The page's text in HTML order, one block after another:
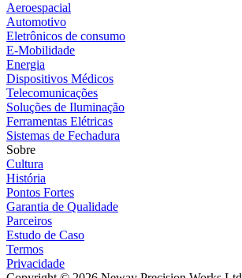
Aeroespacial
Automotivo
Eletrônicos de consumo
E-Mobilidade
Energia
Dispositivos Médicos
Telecomunicações
Soluções de Iluminação
Ferramentas Elétricas
Sistemas de Fechadura
Sobre
Cultura
História
Pontos Fortes
Garantia de Qualidade
Parceiros
Estudo de Caso
Termos
Privacidade